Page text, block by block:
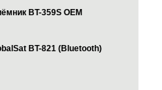
BT-359S OEM
BT-821 (Bluetooth)